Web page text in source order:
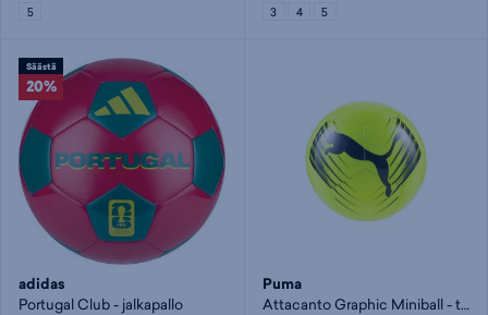
5 3 4 5
Säästä
20%
adidas
Portugal Club - jalkapallo
Puma
Attacanto Graphic Miniball - tekniikkapallo